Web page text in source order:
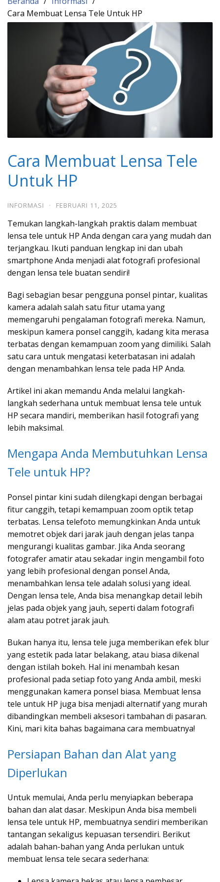
Cara Membuat Lensa Tele Untuk HP
Cara Membuat Lensa Tele
Untuk HP
INFORMASI · FEBRUARI 11, 2025
Temukan langkah-langkah praktis dalam membuat
lensa tele untuk HP Anda dengan cara yang mudah dan
terjangkau. Ikuti panduan lengkap ini dan ubah
smartphone Anda menjadi alat fotografi profesional
dengan lensa tele buatan sendiri!
Bagi sebagian besar pengguna ponsel pintar, kualitas
kamera adalah salah satu fitur utama yang
memengaruhi pengalaman fotografi mereka. Namun,
meskipun kamera ponsel canggih, kadang kita merasa
terbatas dengan kemampuan zoom yang dimiliki. Salah
satu cara untuk mengatasi keterbatasan ini adalah
dengan menambahkan lensa tele pada HP Anda.
Artikel ini akan memandu Anda melalui langkah-
langkah sederhana untuk membuat lensa tele untuk
HP secara mandiri, memberikan hasil fotografi yang
lebih maksimal.
Mengapa Anda Membutuhkan Lensa
Tele untuk HP?
Ponsel pintar kini sudah dilengkapi dengan berbagai
fitur canggih, tetapi kemampuan zoom optik tetap
terbatas. Lensa telefoto memungkinkan Anda untuk
memotret objek dari jarak jauh dengan jelas tanpa
mengurangi kualitas gambar. Jika Anda seorang
fotografer amatir atau sekadar ingin mengambil foto
yang lebih profesional dengan ponsel Anda,
menambahkan lensa tele adalah solusi yang ideal.
Dengan lensa tele, Anda bisa menangkap detail lebih
jelas pada objek yang jauh, seperti dalam fotografi
alam atau potret jarak jauh.
Bukan hanya itu, lensa tele juga memberikan efek blur
yang estetik pada latar belakang, atau biasa dikenal
dengan istilah bokeh. Hal ini menambah kesan
profesional pada setiap foto yang Anda ambil, meski
menggunakan kamera ponsel biasa. Membuat lensa
tele untuk HP juga bisa menjadi alternatif yang murah
dibandingkan membeli aksesori tambahan di pasaran.
Kini, mari kita bahas bagaimana cara membuatnya!
Persiapan Bahan dan Alat yang
Diperlukan
Untuk memulai, Anda perlu menyiapkan beberapa
bahan dan alat dasar. Meskipun Anda bisa membeli
lensa tele untuk HP, membuatnya sendiri memberikan
tantangan sekaligus kepuasan tersendiri. Berikut
adalah bahan-bahan yang Anda perlukan untuk
membuat lensa tele secara sederhana: